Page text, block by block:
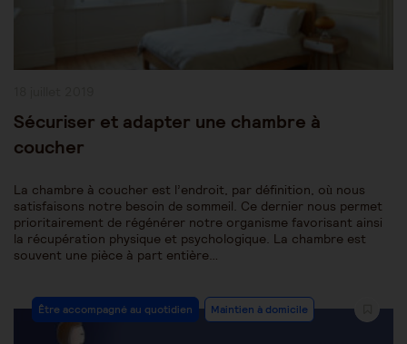
Sécuriser et adapter une chambre à
coucher
La chambre à coucher est l’endroit, par définition, où nous
satisfaisons notre besoin de sommeil. Ce dernier nous permet
prioritairement de régénérer notre organisme favorisant ainsi
la récupération physique et psychologique. La chambre est
souvent une pièce à part entière…
Post
Category:
Être accompagné au quotidien Maintien à domicile